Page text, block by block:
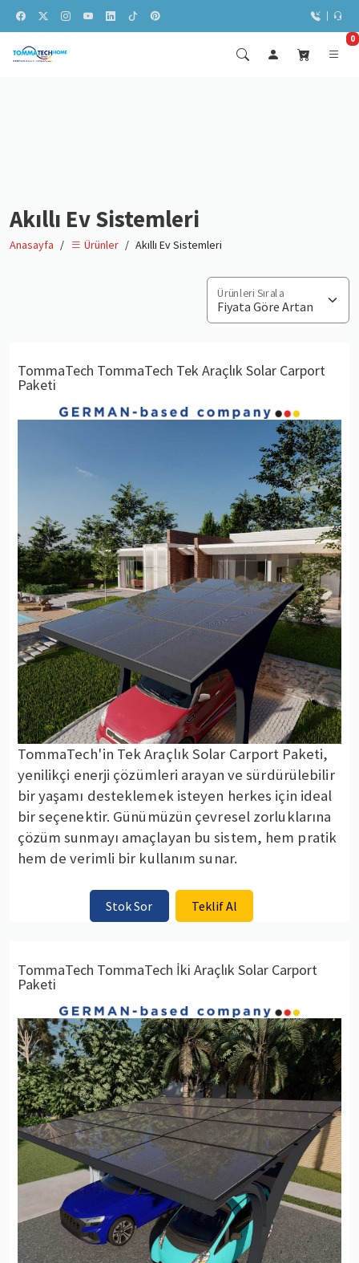
0
Akıllı Ev Sistemleri
Anasayfa Ürünler Akıllı Ev Sistemleri
Ürünleri Sırala
TommaTech TommaTech Tek Araçlık Solar Carport
Paketi
TommaTech'in Tek Araçlık Solar Carport Paketi,
yenilikçi enerji çözümleri arayan ve sürdürülebilir
bir yaşamı desteklemek isteyen herkes için ideal
bir seçenektir. Günümüzün çevresel zorluklarına
çözüm sunmayı amaçlayan bu sistem, hem pratik
hem de verimli bir kullanım sunar.
Stok Sor Teklif Al
TommaTech TommaTech İki Araçlık Solar Carport
Paketi